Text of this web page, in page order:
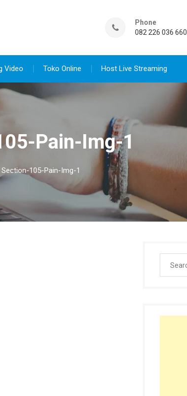
Phone
082 226 036 660
Video Toko Online Host Live Streaming
Pain-Img-1
Section-105-Pain-Img-1